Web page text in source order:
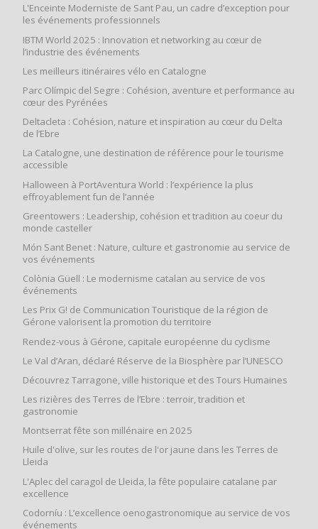
L'Enceinte Moderniste de Sant Pau, un cadre d’exception pour
les événements professionnels
IBTM World 2025 : Innovation et networking au cœur de
l’industrie des événements
Les meilleurs itinéraires vélo en Catalogne
Parc Olímpic del Segre : Cohésion, aventure et performance au
cœur des Pyrénées
Deltacleta : Cohésion, nature et inspiration au cœur du Delta
de l’Ebre
La Catalogne, une destination de référence pour le tourisme
accessible
Halloween à PortAventura World : l’expérience la plus
effroyablement fun de l’année
Greentowers : Leadership, cohésion et tradition au coeur du
monde casteller
Món Sant Benet : Nature, culture et gastronomie au service de
vos événements
Colònia Güell : Le modernisme catalan au service de vos
événements
Les Prix G! de Communication Touristique de la région de
Gérone valorisent la promotion du territoire
Rendez-vous à Gérone, capitale européenne du cyclisme
Le Val d’Aran, déclaré Réserve de la Biosphère par l’UNESCO
Découvrez Tarragone, ville historique et des Tours Humaines
Les rizières des Terres de l’Ebre : terroir, tradition et
gastronomie
Montserrat fête son millénaire en 2025
Huile d'olive, sur les routes de l'or jaune dans les Terres de
Lleida
L'Aplec del caragol de Lleida, la fête populaire catalane par
excellence
Codorníu : L’excellence oenogastronomique au service de vos
événements